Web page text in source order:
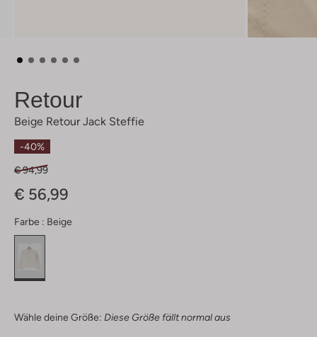
Retour
Beige Retour Jack Steffie
-40%
€ 94,99
€ 56,99
Farbe : Beige
Wähle deine Größe: Diese Größe fällt normal aus